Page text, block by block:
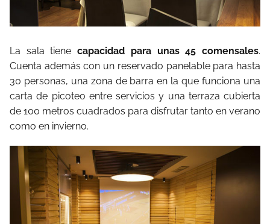
La sala tienecapacidad para unas 45 comensales.
Cuenta además con un reservado panelable para hasta
30 personas, una zona de barra en la que funciona una
carta de picoteo entre servicios y una terraza cubierta
de 100 metros cuadrados para disfrutar tanto en verano
como en invierno.